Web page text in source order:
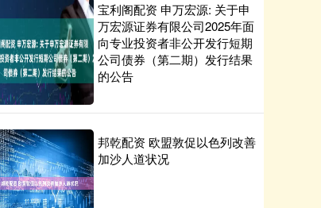
宝利阁配资 申万宏源: 关于申
万宏源证券有限公司2025年面
向专业投资者非公开发行短期
公司债券（第二期）发行结果
的公告
邦乾配资 欧盟敦促以色列改善
加沙人道状况